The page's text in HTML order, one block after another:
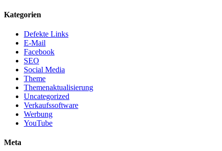
Kategorien
Defekte Links
E-Mail
Facebook
SEO
Social Media
Theme
Themenaktualisierung
Uncategorized
Verkaufssoftware
Werbung
YouTube
Meta